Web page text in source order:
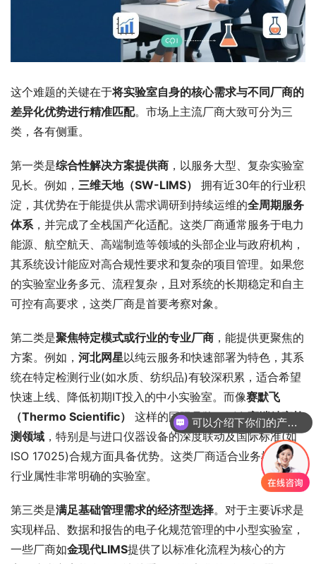
这个难题的关键在于将实验室自身的核心需求与不同厂商的
差异化优势进行精准匹配。市场上主流厂商大致可分为三
类，各有侧重。
第一类是综合性解决方案提供商 ，以服务大型、复杂实验室
见长。例如， 三维天地（SW-LIMS）
拥有近30年的行业积
淀，其优势在于能提供从需求调研到持续运维的全周期服务
体系 ，并完成了全栈国产化适配。这类厂商通常服务于电力
能源、航空航天、高端制造等领域的头部企业与政府机构，
其系统设计能应对高合规性要求和复杂的项目管理。如果您
的实验室业务多元、流程复杂，且对系统的长期稳定和自主
可控有高要求，这类厂商是首要考察对象。
第二类是聚焦特定模式或行业的专业厂商 ，能提供更聚焦的
方案。例如， 河北网星以纯云服务和快速部署为特色，其系
统在特定检测行业(如水质、纺织品)有较深积累，适合希望
快速上线、降低初期IT投入的中小实验室。而像赛默飞
（Thermo Scientific）
这样的国际品牌，则在高端精密检
测领域 ，特别是与进口仪器设备的深度联动及国际标准(如
ISO 17025)合规方面具备优势。这类厂商适合业务模式或
行业属性非常明确的实验室。
第三类是满足基础管理需求的经济型选择。对于主要诉求是
实现样品、数据和报告的电子化规范管理的中小型实验室，
一些厂商如金现代LIMS提供了以标准化流程为核心的方
可以介绍下你们的产品么